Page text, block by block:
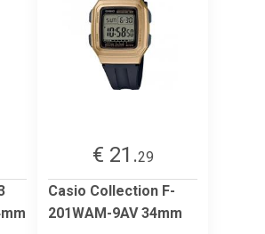
€ 21.29
Casio Collection F-
201WAM-9AV 34mm